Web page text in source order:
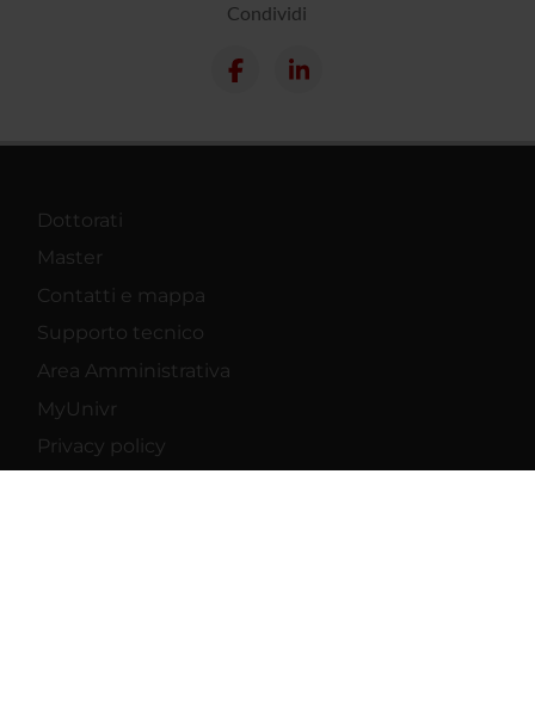
Condividi
Dottorati
Master
Contatti e mappa
Supporto tecnico
Area Amministrativa
MyUnivr
Privacy policy